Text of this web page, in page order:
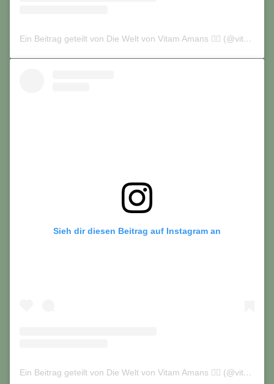
Ein Beitrag geteilt von Die Welt von Vitam Amans 🏳️‍🌈 (@vitamamans_on_tour)
Sieh dir diesen Beitrag auf Instagram an
Ein Beitrag geteilt von Die Welt von Vitam Amans 🏳️‍🌈 (@vitamamans_on_tour)